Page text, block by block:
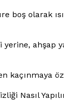
boş olarak
ahşap
kaçınmaya
Nasıl